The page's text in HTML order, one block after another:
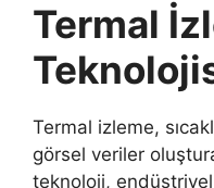
Termal
Termal izleme,
görsel veriler
teknoloji,